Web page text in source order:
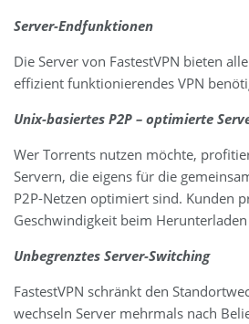
Server-Endfunktionen
Die Server von FastestVPN bieten
effizient funktionierendes VPN
Unix-basiertes P2P – optimierte
Wer Torrents nutzen möchte,
Servern, die eigens für die
P2P-Netzen optimiert sind. Kunden
Geschwindigkeit beim
Unbegrenztes Server-Switching
FastestVPN schränkt den
wechseln Server mehrmals nach